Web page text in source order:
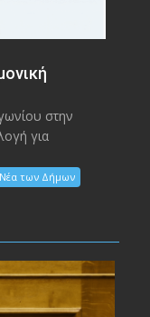
στην
για
Νέα των Δήμων